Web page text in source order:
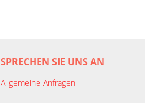
SPRECHEN SIE UNS AN
Allgemeine Anfragen